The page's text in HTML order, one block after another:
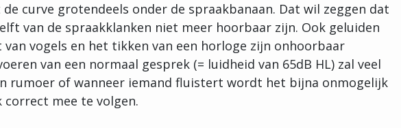
curve grotendeels onder de spraakbanaan. Dat wil zeggen dat
van de spraakklanken niet meer hoorbaar zijn. Ook geluiden
vogels en het tikken van een horloge zijn onhoorbaar
van een normaal gesprek (= luidheid van 65dB HL) zal veel
rumoer of wanneer iemand fluistert wordt het bijna onmogelijk
correct mee te volgen.